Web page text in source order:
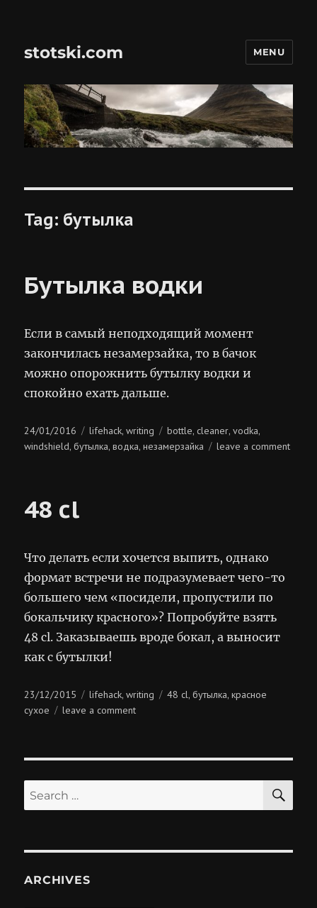
stotski.com MENU
Tag: бутылка
Бутылка водки
Если в самый неподходящий момент
закончилась незамерзайка, то в бачок
можно опорожнить бутылку водки и
спокойно ехать дальше.
Posted
on
24/01/2016 Categories
lifehack,writing Tags
bottle,cleaner,vodka,
windshield,бутылка,водка,незамерзайка leave a commenton
48 cl
Что делать если хочется выпить, однако
формат встречи не подразумевает чего-то
большего чем «посидели, пропустили по
бокальчику красного»? Попробуйте взять
48 cl. Заказываешь вроде бокал, а выносит
как с бутылки!
Posted
on
23/12/2015 Categories
lifehack,writing Tags
48 cl,бутылка,красное
сухое
leave a commenton
Search
for:
ARCHIVES